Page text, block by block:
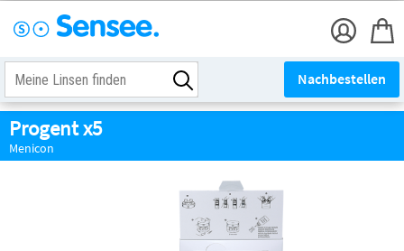
Nachbestellen
Progent x5
Menicon